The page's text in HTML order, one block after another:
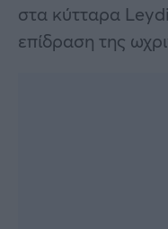
στα κύτταρα
επίδραση της